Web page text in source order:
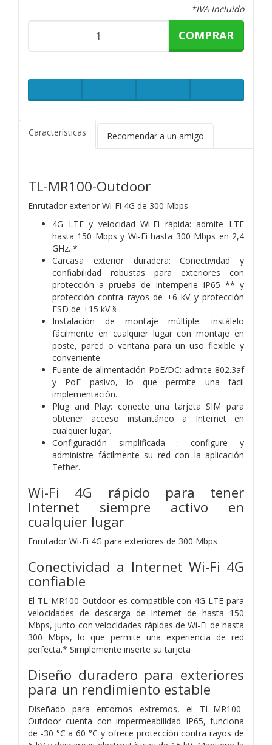
*IVA Incluido
COMPRAR
Características Recomendar a un amigo
TL-MR100-Outdoor
Enrutador exterior Wi-Fi 4G de 300 Mbps
4G LTE y velocidad Wi-Fi rápida: admite LTE
hasta 150 Mbps y Wi-Fi hasta 300 Mbps en 2,4
GHz. *
Carcasa exterior duradera: Conectividad y
confiabilidad robustas para exteriores con
protección a prueba de intemperie IP65 ** y
protección contra rayos de ±6 kV y protección
ESD de ±15 kV § .
Instalación de montaje múltiple: instálelo
fácilmente en cualquier lugar con montaje en
poste, pared o ventana para un uso flexible y
conveniente.
Fuente de alimentación PoE/DC: admite 802.3af
y PoE pasivo, lo que permite una fácil
implementación.
Plug and Play: conecte una tarjeta SIM para
obtener acceso instantáneo a Internet en
cualquier lugar.
Configuración simplificada : configure y
administre fácilmente su red con la aplicación
Tether.
Wi-Fi 4G rápido para tener
Internet siempre activo en
cualquier lugar
Enrutador Wi-Fi 4G para exteriores de 300 Mbps
Conectividad a Internet Wi-Fi 4G
confiable
El TL-MR100-Outdoor es compatible con 4G LTE para
velocidades de descarga de Internet de hasta 150
Mbps, junto con velocidades rápidas de Wi-Fi de hasta
300 Mbps, lo que permite una experiencia de red
perfecta.* Simplemente inserte su tarjeta
Diseño duradero para exteriores
para un rendimiento estable
Diseñado para entornos extremos, el TL-MR100-
Outdoor cuenta con impermeabilidad IP65, funciona
de -30 °C a 60 °C y ofrece protección contra rayos de